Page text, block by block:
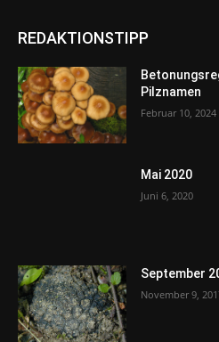
REDAKTIONSTIPP
Pilznamen
Februar 10, 2024
Mai 2020
Juni 6, 2020
September
November 9,